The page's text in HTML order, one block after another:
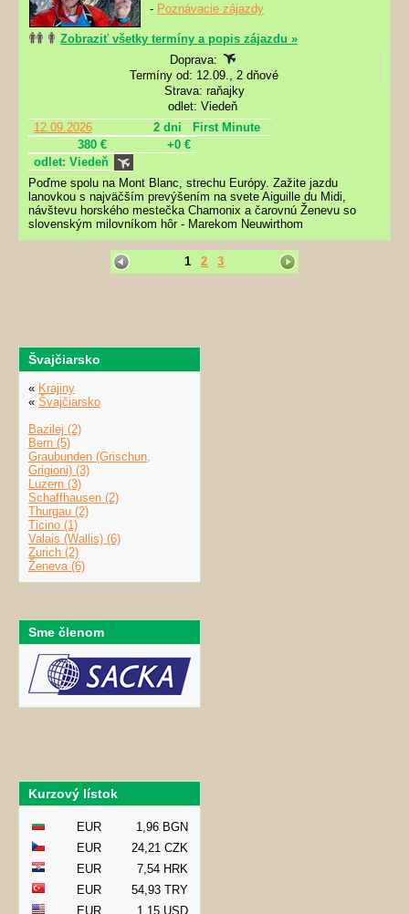
- Poznávacie zájazdy
Zobraziť všetky termíny a popis zájazdu »
Doprava:
Termíny od: 12.09., 2 dňové
Strava: raňajky
odlet: Viedeň
12.09.2026
2 dni
First Minute
380 €
+0 €
odlet: Viedeň
Poďme spolu na Mont Blanc, strechu Európy. Zažite jazdu
lanovkou s najväčším prevýšením na svete Aiguille du Midi,
návštevu horského mestečka Chamonix a čarovnú Ženevu so
slovenským milovníkom hôr - Marekom Neuwirthom
1 2 3
Švajčiarsko
« Krajiny
« Švajčiarsko
Bazilej (2)
Bern (5)
Graubunden (Grischun,
Grigioni) (3)
Luzern (3)
Schaffhausen (2)
Thurgau (2)
Ticino (1)
Valais (Wallis) (6)
Zurich (2)
Ženeva (6)
Sme členom
Kurzový lístok
EUR
1,96 BGN
EUR
24,21 CZK
EUR
7,54 HRK
EUR
54,93 TRY
EUR
1,15 USD